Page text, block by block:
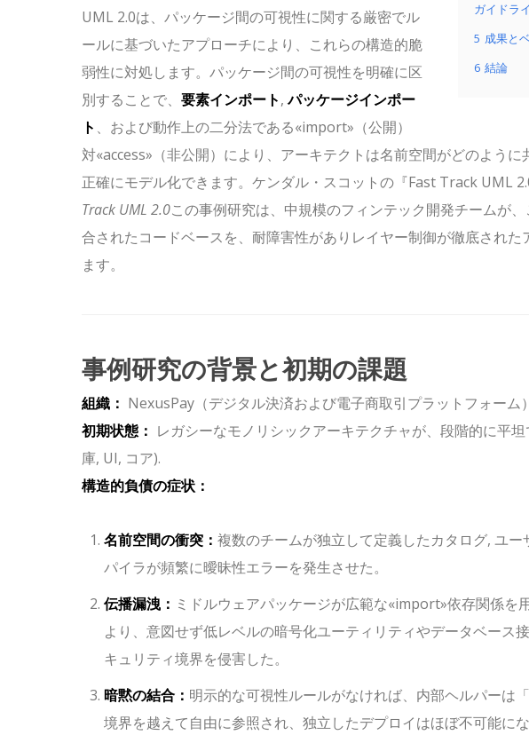
ガイドラ
5 成果と
6 結論
UML 2.0は、パッケージ間の可視性に関する厳密でル
ールに基づいたアプローチにより、これらの構造的脆
弱性に対処します。パッケージ間の可視性を明確に区
別することで、 要素インポート,パッケージインポー
ト 、および動作上の二分法である«import» （公開）
対«access» （非公開）により、アーキテクトは名前空間がどのよう
正確にモデル化できます。ケンダル・スコットの『Fast Track UML
Track UML 2.0この事例研究は、中規模のフィンテック開発チームが
合されたコードベースを、耐障害性がありレイヤー制御が徹底され
ます。
事例研究の背景と初期の課題
組織： NexusPay（デジタル決済および電子商取引プラットフォーム）
初期状態： レガシーなモノリシックアーキテクチャが、段階的に平
庫, UI, コア).
構造的負債の症状：
名前空間の衝突： 複数のチームが独立して定義したカタログ, ユー
パイラが頻繁に曖昧性エラーを発生させた。
伝播漏洩： ミドルウェアパッケージが広範な«import»依存関係を
より、意図せず低レベルの暗号化ユーティリティやデータベース
キュリティ境界を侵害した。
暗黙の結合： 明示的な可視性ルールがなければ、内部ヘルパーは
境界を越えて自由に参照され、独立したデプロイはほぼ不可能にな